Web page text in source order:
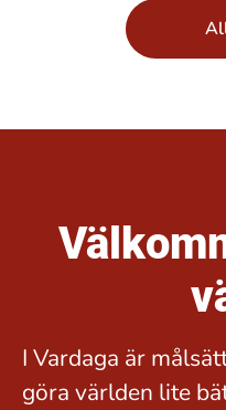
I Vardaga är
göra världen lite